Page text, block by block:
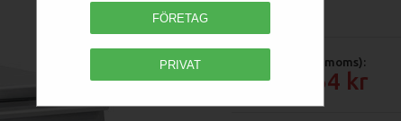
FÖRETAG
PRIVAT Pris (exkl moms):
19 264